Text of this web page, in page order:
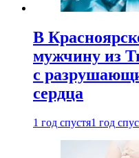
В
мужчину из
с
сердца
1 год спустя1 год